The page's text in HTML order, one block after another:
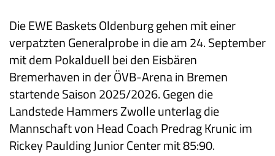
Die EWE Baskets Oldenburg gehen mit einer
verpatzten Generalprobe in die am 24. September
mit dem Pokalduell bei den Eisbären
Bremerhaven in der ÖVB-Arena in Bremen
startende Saison 2025/2026. Gegen die
Landstede Hammers Zwolle unterlag die
Mannschaft von Head Coach Predrag Krunic im
Rickey Paulding Junior Center mit 85:90.